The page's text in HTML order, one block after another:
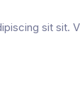
sit sit.